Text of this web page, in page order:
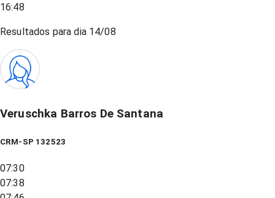
16:48
Resultados para dia 14/08
Veruschka Barros De Santana
CRM-SP 132523
07:30
07:38